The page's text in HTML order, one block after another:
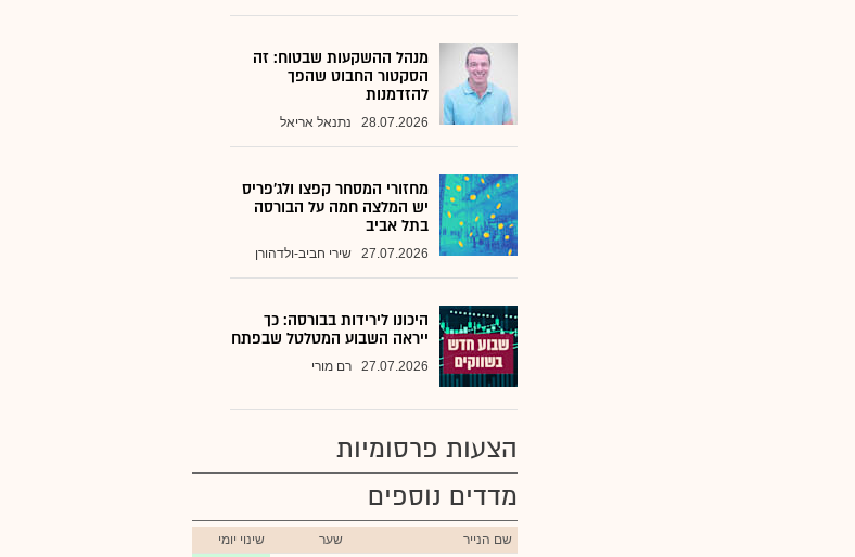
מנהל ההשקעות שבטוח: זה
הסקטור החבוט שהפך
להזדמנות
28.07.2026 נתנאל אריאל
מחזורי המסחר קפצו ולג'פריס
יש המלצה חמה על הבורסה
בתל אביב
27.07.2026 שירי חביב-ולדהורן
היכונו לירידות בבורסה: כך
ייראה השבוע המטלטל שבפתח
27.07.2026 רם מורי
הצעות פרסומיות
מדדים נוספים
שם הנייר שער שינוי יומי